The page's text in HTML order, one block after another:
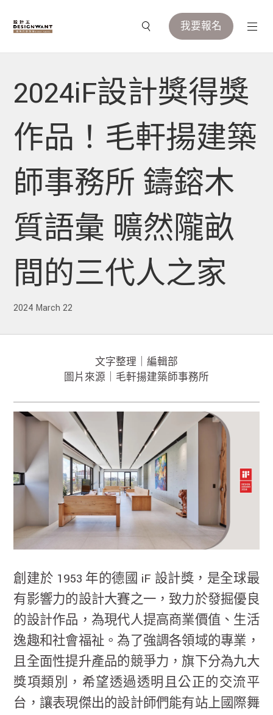
我要報名
2024iF設計獎得獎
作品！毛軒揚建築
師事務所 鑄鎔木
質語彙 曠然隴畝
間的三代人之家
2024 March 22
文字整理｜編輯部
圖片來源｜毛軒揚建築師事務所
創建於 1953 年的德國 iF 設計獎，是全球最
有影響力的設計大賽之一，致力於發掘優良
的設計作品，為現代人提高商業價值、生活
逸趣和社會福祉。為了強調各領域的專業，
且全面性提升產品的競爭力，旗下分為九大
獎項類別，希望透過透明且公正的交流平
台，讓表現傑出的設計師們能有站上國際舞